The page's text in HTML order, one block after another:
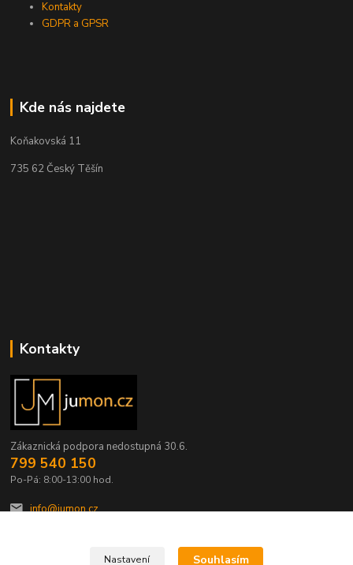
Kontakty
GDPR a GPSR
Kde nás najdete
Koňakovská 11
735 62 Český Těšín
Kontakty
Zákaznická podpora nedostupná 30.6.
799 540 150
Po-Pá: 8:00-13:00 hod.
info@jumon.cz
Nastavení Souhlasím